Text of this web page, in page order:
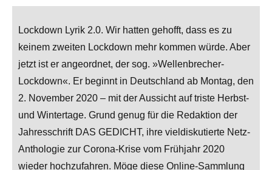
Lockdown Lyrik 2.0. Wir hatten gehofft, dass es zu
keinem zweiten Lockdown mehr kommen würde. Aber
jetzt ist er angeordnet, der sog. »Wellenbrecher-
Lockdown«. Er beginnt in Deutschland ab Montag, den
2. November 2020 – mit der Aussicht auf triste Herbst-
und Wintertage. Grund genug für die Redaktion der
Jahresschrift DAS GEDICHT, ihre vieldiskutierte Netz-
Anthologie zur Corona-Krise vom Frühjahr 2020
wieder hochzufahren. Möge diese Online-Sammlung